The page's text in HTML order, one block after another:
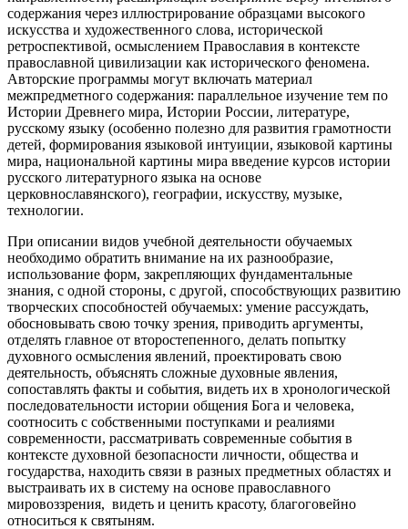
содержания через иллюстрирование образцами высокого
искусства и художественного слова, исторической
ретроспективой, осмыслением Православия в контексте
православной цивилизации как исторического феномена.
Авторские программы могут включать материал
межпредметного содержания: параллельное изучение тем по
Истории Древнего мира, Истории России, литературе,
русскому языку (особенно полезно для развития грамотности
детей, формирования языковой интуиции, языковой картины
мира, национальной картины мира введение курсов истории
русского литературного языка на основе
церковнославянского), географии, искусству, музыке,
технологии.
При описании видов учебной деятельности обучаемых
необходимо обратить внимание на их разнообразие,
использование форм, закрепляющих фундаментальные
знания, с одной стороны, с другой, способствующих развитию
творческих способностей обучаемых: умение рассуждать,
обосновывать свою точку зрения, приводить аргументы,
отделять главное от второстепенного, делать попытку
духовного осмысления явлений, проектировать свою
деятельность, объяснять сложные духовные явления,
сопоставлять факты и события, видеть их в хронологической
последовательности истории общения Бога и человека,
соотносить с собственными поступками и реалиями
современности, рассматривать современные события в
контексте духовной безопасности личности, общества и
государства, находить связи в разных предметных областях и
выстраивать их в систему на основе православного
мировоззрения, видеть и ценить красоту, благоговейно
относиться к святыням.